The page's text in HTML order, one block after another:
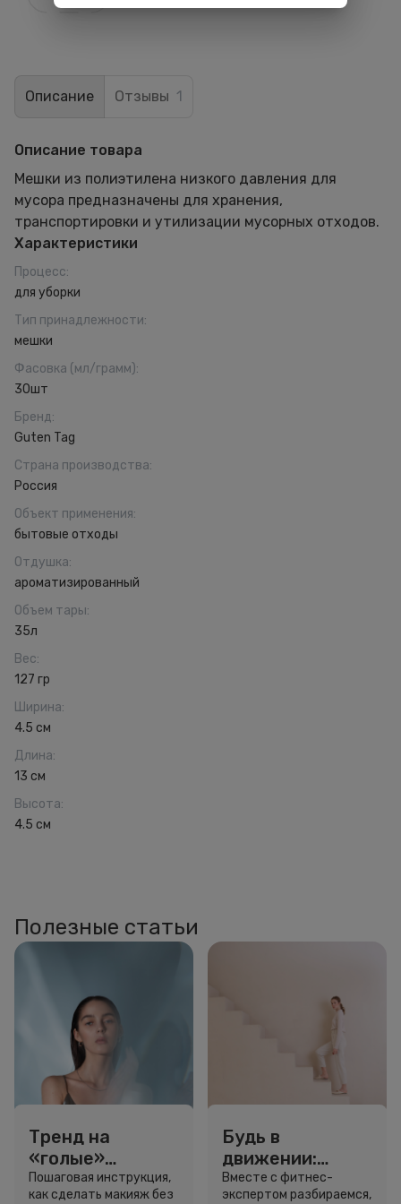
Описание Отзывы 1
Описание товара
Мешки из полиэтилена низкого давления для
мусора предназначены для хранения,
транспортировки и утилизации мусорных отходов.
Характеристики
Процесс:
для уборки
Тип принадлежности:
мешки
Фасовка (мл/грамм):
30шт
Бренд:
Guten Tag
Страна производства:
Россия
Объект применения:
бытовые отходы
Отдушка:
ароматизированный
Объем тары:
35л
Вес:
127 гр
Ширина:
4.5 см
Длина:
13 см
Высота:
4.5 см
Полезные статьи
Тренд на
«голые»
ресницы: как
Пошаговая инструкция,
как сделать макияж без
Будь в
движении:
сколько нужно
Вместе с фитнес-
экспертом разбираемся,